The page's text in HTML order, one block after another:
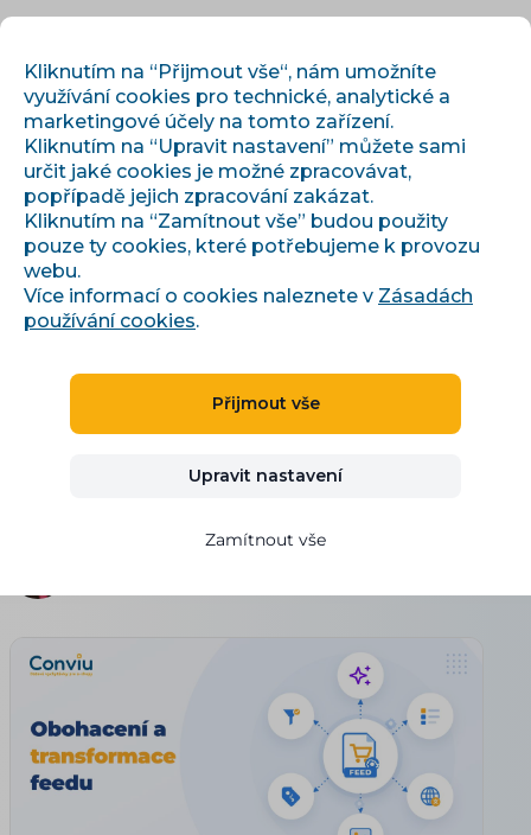
Úvod› Články a informace›
Obohacení a transformace feedu: úprava produktových dat
Obohacení a
transformace feedu:
úprava produktových dat
Kliknutím na “Přijmout vše“, nám umožníte
využívání cookies pro technické, analytické a
marketingové účely na tomto zařízení.
Kliknutím na “Upravit nastavení” můžete sami
určit jaké cookies je možné zpracovávat,
popřípadě jejich zpracování zakázat.
Kliknutím na “Zamítnout vše” budou použity
pouze ty cookies, které potřebujeme k provozu
webu.
Více informací o cookies naleznete v Zásadách
používání cookies.
Přijmout vše
Upravit nastavení
Zamítnout vše